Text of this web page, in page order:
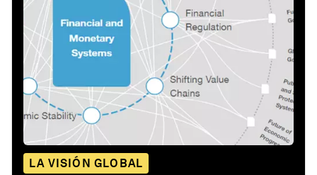
LA VISIÓN GLOBAL